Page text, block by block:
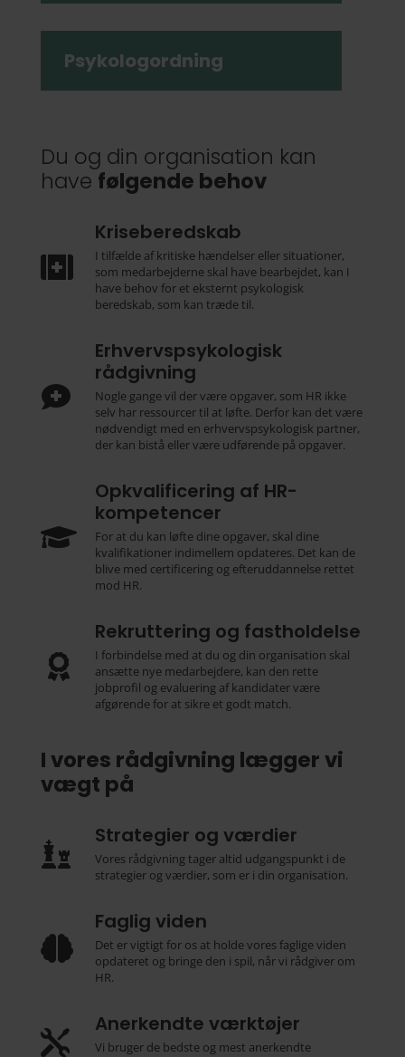
Psykologordning
Du og din organisation kan
have følgende behov

Kriseberedskab
I tilfælde af kritiske hændelser eller situationer,
som medarbejderne skal have bearbejdet, kan I
have behov for et eksternt psykologisk
beredskab, som kan træde til.

Erhvervspsykologisk
rådgivning
Nogle gange vil der være opgaver, som HR ikke
selv har ressourcer til at løfte. Derfor kan det være
nødvendigt med en erhvervspsykologisk partner,
der kan bistå eller være udførende på opgaver.

Opkvalificering af HR-
kompetencer
For at du kan løfte dine opgaver, skal dine
kvalifikationer indimellem opdateres. Det kan de
blive med certificering og efteruddannelse rettet
mod HR.

Rekruttering og fastholdelse
I forbindelse med at du og din organisation skal
ansætte nye medarbejdere, kan den rette
jobprofil og evaluering af kandidater være
afgørende for at sikre et godt match.
I vores rådgivning lægger vi
vægt på

Strategier og værdier
Vores rådgivning tager altid udgangspunkt i de
strategier og værdier, som er i din organisation.

Faglig viden
Det er vigtigt for os at holde vores faglige viden
opdateret og bringe den i spil, når vi rådgiver om
HR.

Anerkendte værktøjer
Vi bruger de bedste og mest anerkendte